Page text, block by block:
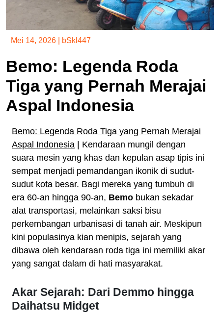
Mei 14, 2026 bSkl447
Bemo: Legenda Roda
Tiga yang Pernah Merajai
Aspal Indonesia
Bemo: Legenda Roda Tiga yang Pernah Merajai
Aspal Indonesia | Kendaraan mungil dengan
suara mesin yang khas dan kepulan asap tipis ini
sempat menjadi pemandangan ikonik di sudut-
sudut kota besar. Bagi mereka yang tumbuh di
era 60-an hingga 90-an, Bemo bukan sekadar
alat transportasi, melainkan saksi bisu
perkembangan urbanisasi di tanah air. Meskipun
kini populasinya kian menipis, sejarah yang
dibawa oleh kendaraan roda tiga ini memiliki akar
yang sangat dalam di hati masyarakat.
Akar Sejarah: Dari Demmo hingga
Daihatsu Midget